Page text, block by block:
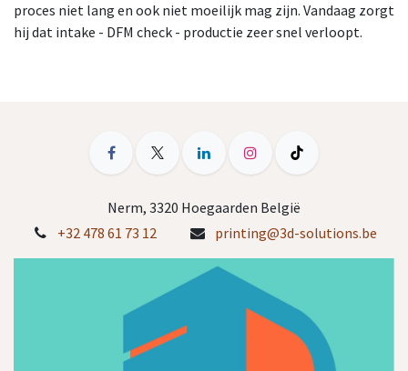
proces niet lang en ook niet moeilijk mag zijn. Vandaag zorgt
hij dat intake - DFM check - productie zeer snel verloopt.
Nerm, 3320 Hoegaarden België
+32 478 61 73 12
printing@3d-solutions.be